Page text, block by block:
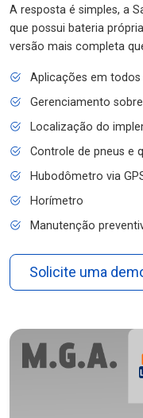
A resposta é simples, a
que possui bateria
versão mais completa
Aplicações em
Gerenciamento
Localização do
Controle de pneus e
Hubodômetro via
Horímetro
Manutenção
Solicite uma